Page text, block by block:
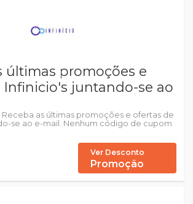
últimas promoções e
Infinicio's juntando-se ao
as últimas promoções e ofertas de
se ao e-mail. Nenhum código de cupom
Ver Desconto
Promoção